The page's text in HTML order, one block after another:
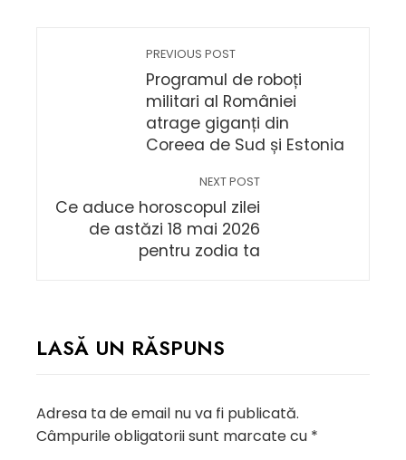
PREVIOUS POST
Programul de roboți
militari al României
atrage giganți din
Coreea de Sud și Estonia
NEXT POST
Ce aduce horoscopul zilei
de astăzi 18 mai 2026
pentru zodia ta
LASĂ UN RĂSPUNS
Adresa ta de email nu va fi publicată.
Câmpurile obligatorii sunt marcate cu *